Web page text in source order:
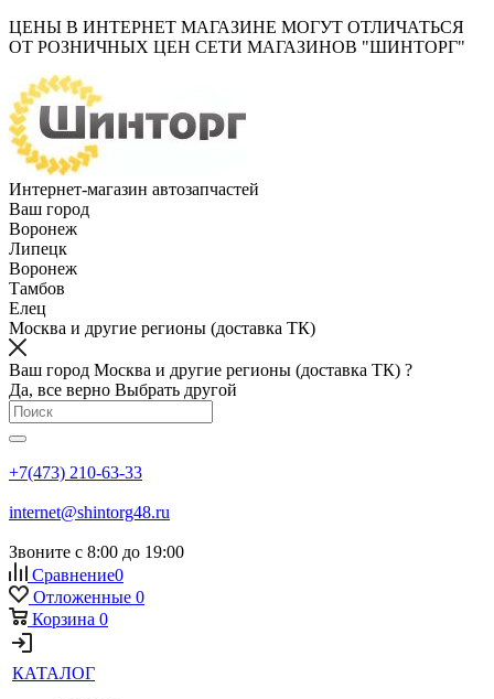
ЦЕНЫ В ИНТЕРНЕТ МАГАЗИНЕ МОГУТ ОТЛИЧАТЬСЯ
ОТ РОЗНИЧНЫХ ЦЕН СЕТИ МАГАЗИНОВ "ШИНТОРГ"
Интернет-магазин автозапчастей
Ваш город
Воронеж
Липецк
Воронеж
Тамбов
Елец
Москва и другие регионы (доставка ТК)
Ваш город Москва и другие регионы (доставка ТК) ?
Да, все верно Выбрать другой
+7(473) 210-63-33
internet@shintorg48.ru
Звоните с 8:00 до 19:00
Сравнение0
Отложенные 0
Корзина 0
КАТАЛОГ